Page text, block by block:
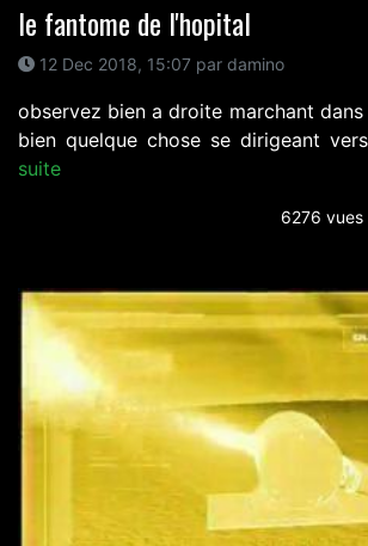
le fantome de l'hopital
12 Dec 2018, 15:07 par damino
observez bien a droite marchant
bien quelque chose se dirigeant
suite
6276